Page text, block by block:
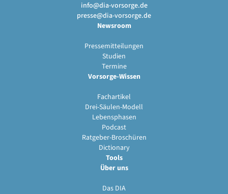
info@dia-vorsorge.de
presse@dia-vorsorge.de
Newsroom
Pressemitteilungen
Studien
Termine
Vorsorge-Wissen
Fachartikel
Drei-Säulen-Modell
Lebensphasen
Podcast
Ratgeber-Broschüren
Dictionary
Tools
Über uns
Das DIA